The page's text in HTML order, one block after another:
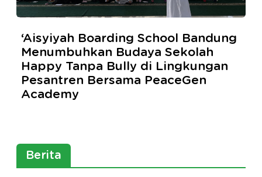
‘Aisyiyah Boarding School Bandung
Menumbuhkan Budaya Sekolah
Happy Tanpa Bully di Lingkungan
Pesantren Bersama PeaceGen
Academy
Berita